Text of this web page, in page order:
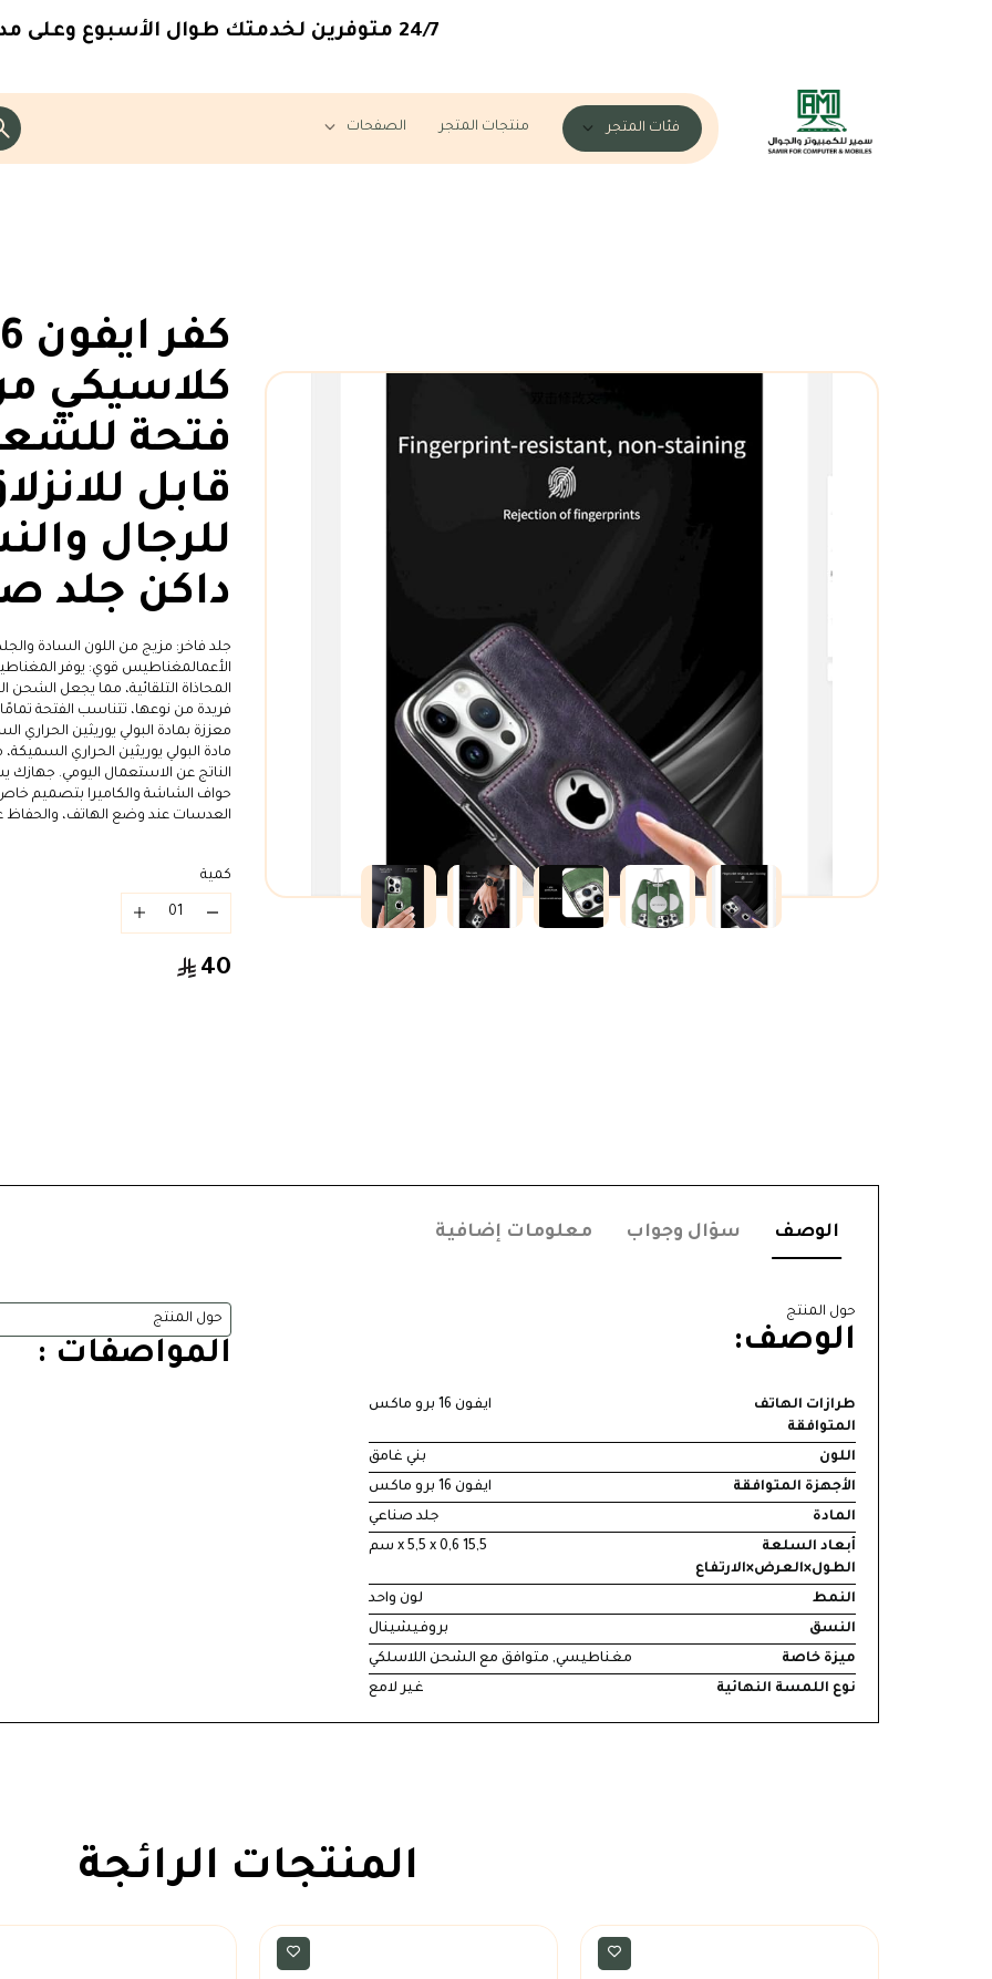
24/7متوفرين لخدمتك طوال الأسبوع وعلى
فئات المتجر منتجات المتجر الصفحات
كلاسيكي
فتحة
قابل
للرجال
داكن جلد
جلد فاخر: مزيج من اللون السادة
الأعمالمغناطيس قوي: يوفر
المحاذاة التلقائية، مما يجعل
فريدة من نوعها، تتناسب الفتحة
معززة بمادة البولي يوريثين الحراري
مادة البولي يوريثين الحراري
الناتج عن الاستعمال اليومي. جهازك
حواف الشاشة والكاميرا بتصميم
العدسات عند وضع الهاتف، والحفاظ
كمية
40
الوصف سؤال وجواب معلومات إضافية
حول المنتج
الوصف:
طرازات الهاتف
المتوافقة
ايفون 16 برو ماكس
اللون
بني غامق
الأجهزة المتوافقة
ايفون 16 برو ماكس
المادة
جلد صناعي
أبعاد السلعة
الطول×العرض×الارتفاع
15,5 x 5,5 x 0,6 سم
النمط
لون واحد
النسق
بروفيشينال
ميزة خاصة
مغناطيسي, متوافق مع الشحن اللاسلكي
نوع اللمسة النهائية
غير لامع
حول المنتج
المواصفات :
المنتجات الرائجة